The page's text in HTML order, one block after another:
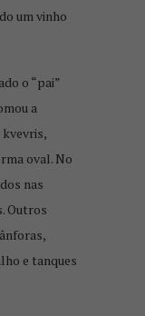
um vinho
o “pai”
a
oval. No
nas
Outros
e tanques